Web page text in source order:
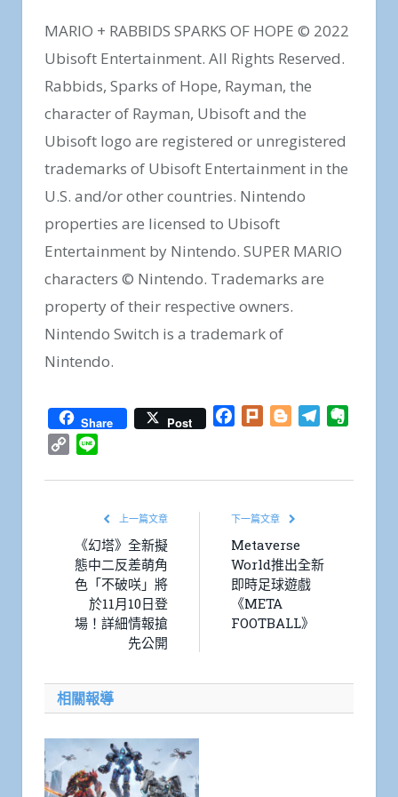
MARIO + RABBIDS SPARKS OF HOPE © 2022
Ubisoft Entertainment. All Rights Reserved.
Rabbids, Sparks of Hope, Rayman, the
character of Rayman, Ubisoft and the
Ubisoft logo are registered or unregistered
trademarks of Ubisoft Entertainment in the
U.S. and/or other countries. Nintendo
properties are licensed to Ubisoft
Entertainment by Nintendo. SUPER MARIO
characters © Nintendo. Trademarks are
property of their respective owners.
Nintendo Switch is a trademark of
Nintendo.
Share Post Facebook
Plurk BloggerTelegram
Copy
上一篇文章
《幻塔》全新擬
態中二反差萌角
色「不破咲」將
於11月10日登
場！詳細情報搶
先公開
下一篇文章
Metaverse
World推出全新
即時足球遊戲
《META
FOOTBALL》
相關報導